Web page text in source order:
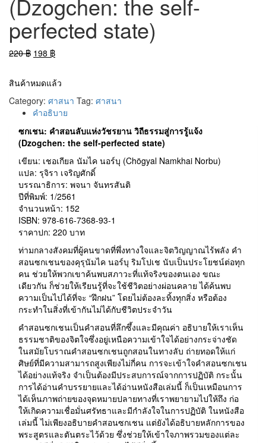
(Dzogchen: the self-
perfected state)
220฿ Original
220 ฿.
198 ฿Current
is:
198 ฿.
สินค้าหมดแล้ว
Category: ศาสนา Tag: ศาสนา
คำอธิบาย
ซกเชน: คำสอนลับแห่งวัชรยาน วิถีธรรมสู่การรู้แจ้ง
(Dzogchen: the self-perfected state)
เขียน: เชอเกียล นัมไค นอร์บุ (Chögyal Namkhai Norbu)
แปล: รุจิรา เจริญศักดิ์
บรรณาธิการ: พจนา จันทรสันติ
ปีที่พิมพ์: 1/2561
จำนวนหน้า: 152
ISBN: 978-616-7368-93-1
ราคาปก: 220 บาท
ท่ามกลางสังคมที่ผู้คนขาดที่พึ่งทางใจและจิตวิญญาณไร้พลัง คำ
สอนซกเชนของคุรุนัมไค นอร์บุ ริมโปเช นับเป็นประโยชน์ต่อทุก
คน ช่วยให้พวกเขาค้นพบสภาวะที่แท้จริงของตนเอง ขณะ
เดียวกัน ก็ช่วยให้เรียนรู้ที่จะใช้ชีวิตอย่างผ่อนคลาย ได้ค้นพบ
ความเป็นไปได้ที่จะ “ฝึกฝน” โดยไม่ต้องละทิ้งทุกสิ่ง หรือต้อง
กระทำในสิ่งที่เข้ากันไม่ได้กับชีวิตประจำวัน
คำสอนซกเชนเป็นคำสอนที่ลึกซึ้งและมีคุณค่า อธิบายให้เราเห็น
ธรรมชาติของจิตใจซึ่งอยู่เหนือความเข้าใจได้อย่างกระจ่างชัด
ในสมัยโบราณคำสอนซกเชนถูกสอนในทางลับ ถ่ายทอดให้แก่
ศิษย์ที่มีความสามารถสูงเพียงไม่กี่คน การจะเข้าใจคำสอนซกเชน
ได้อย่างแท้จริง จำเป็นต้องมีประสบการณ์จากการปฏิบัติ กระนั้น
การได้อ่านคำบรรยายและได้อ่านหนังสือเล่มนี้ ก็เป็นเหมือนการ
ได้เห็นภาพถ่ายของจุดหมายปลายทางที่เราพยายามไปให้ถึง ก่อ
ให้เกิดความเชื่อมั่นศรัทธาและมีกำลังใจในการปฏิบัติ ในหนังสือ
เล่มนี้ ไม่เพียงอธิบายคำสอนซกเชน แต่ยังได้อธิบายหลักการของ
พระสูตรและตันตระไว้ด้วย ซึ่งช่วยให้เข้าใจภาพรวมของแต่ละ